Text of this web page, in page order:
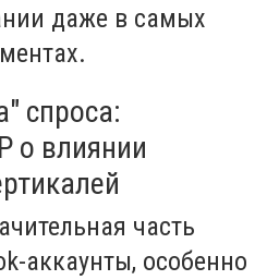
даже в самых
спроса:
о влиянии
часть
аккаунты, особенно